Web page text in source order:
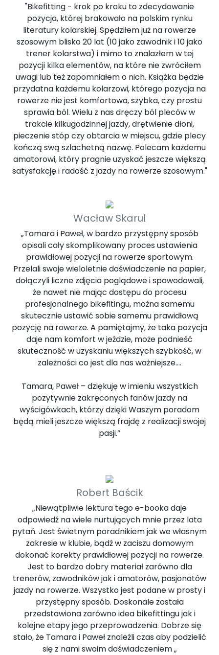
"Bikefitting - krok po kroku to zdecydowanie
pozycja, której brakowało na polskim rynku
literatury kolarskiej. Spędziłem już na rowerze
szosowym blisko 20 lat (10 jako zawodnik i 10 jako
trener kolarstwa) i mimo to znalazłem w tej
pozycji kilka elementów, na które nie zwróciłem
uwagi lub też zapomniałem o nich. Książka będzie
przydatna każdemu kolarzowi, którego pozycja na
rowerze nie jest komfortowa, szybka, czy prostu
sprawia ból. Wielu z nas dręczy ból pleców w
trakcie kilkugodzinnej jazdy, drętwienie dłoni,
pieczenie stóp czy obtarcia w miejscu, gdzie plecy
kończą swą szlachetną nazwę. Polecam każdemu
amatorowi, który pragnie uzyskać jeszcze większą
satysfakcję i radość z jazdy na rowerze szosowym."
Wacław Skarul
„Tamara i Paweł, w bardzo przystępny sposób
opisali cały skomplikowany proces ustawienia
prawidłowej pozycji na rowerze sportowym.
Przelali swoje wieloletnie doświadczenie na papier,
dołączyli liczne zdjęcia poglądowe i spowodowali,
że nawet nie mając dostępu do procesu
profesjonalnego bikefitingu, można samemu
skutecznie ustawić sobie samemu prawidłową
pozycję na rowerze. A pamiętajmy, że taka pozycja
daje nam komfort w jeździe, może podnieść
skuteczność w uzyskaniu większych szybkość, w
zależności co jest dla nas ważniejsze….
Tamara, Paweł – dziękuję w imieniu wszystkich
pozytywnie zakręconych fanów jazdy na
wyścigówkach, którzy dzięki Waszym poradom
będą mieli jeszcze większą frajdę z realizacji swojej
pasji.”
Robert Baścik
„Niewątpliwie lektura tego e-booka daje
odpowiedź na wiele nurtujących mnie przez lata
pytań. Jest świetnym poradnikiem jak we własnym
zakresie w klubie, bądź w zaciszu domowym
dokonać korekty prawidłowej pozycji na rowerze.
Jest to bardzo dobry materiał zarówno dla
trenerów, zawodników jak i amatorów, pasjonatów
jazdy na rowerze. Wszystko jest podane w prosty i
przystępny sposób. Doskonale została
przedstawiona zarówno idea bikefittingu jak i
kolejne etapy jego przeprowadzenia. Dobrze się
stało, że Tamara i Paweł znaleźli czas aby podzielić
się z nami swoim doświadczeniem „